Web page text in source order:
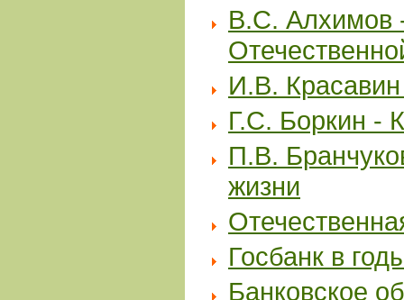
В.С. Алхимов
И.В.
Г.С. Боркин -
П.В.
жизни
Госбанк в
Банковское